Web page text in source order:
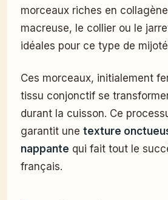
morceaux riches en
macreuse, le collier ou le
idéales pour ce type de
Ces morceaux, initialement
tissu conjonctif se
durant la cuisson. Ce
garantit une texture
nappante qui fait tout le
français.